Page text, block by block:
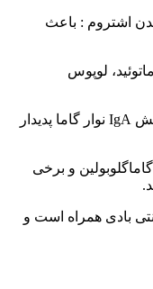
اشتروم : باعث
لوپوس
۳- هیپرایمیونیزاسیون : قله کوچکی در بخش IgA نوار گاما پدیدار
و برخی
بادی همراه است و